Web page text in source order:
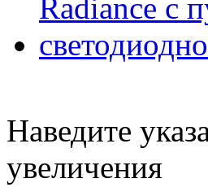
Наведите
увеличения